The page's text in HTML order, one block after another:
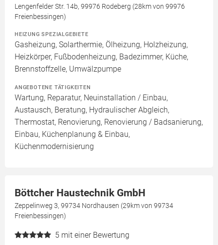
Lengenfelder Str. 14b, 99976 Rodeberg (28km von 99976
Freienbessingen)
HEIZUNG SPEZIALGEBIETE
Gasheizung, Solarthermie, Ölheizung, Holzheizung,
Heizkörper, Fußbodenheizung, Badezimmer, Küche,
Brennstoffzelle, Umwälzpumpe
ANGEBOTENE TÄTIGKEITEN
Wartung, Reparatur, Neuinstallation / Einbau,
Austausch, Beratung, Hydraulischer Abgleich,
Thermostat, Renovierung, Renovierung / Badsanierung,
Einbau, Küchenplanung & Einbau,
Küchenmodernisierung
Böttcher Haustechnik GmbH
Zeppelinweg 3, 99734 Nordhausen (29km von 99734
Freienbessingen)
5 mit einer Bewertung